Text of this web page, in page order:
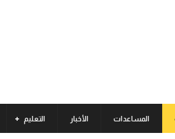
المساعدات الأخبار التعليم